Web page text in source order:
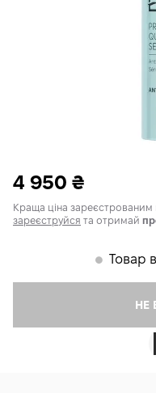
4 950 ₴
Краща ціна
зареєструйся та отримай
𒊹 Товар
НЕ